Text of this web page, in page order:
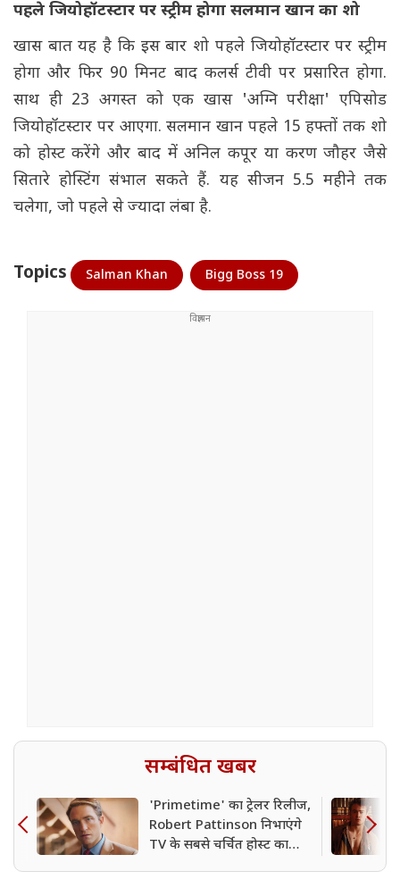
पहले जियोहॉटस्टार पर स्ट्रीम होगा सलमान खान का शो
खास बात यह है कि इस बार शो पहले जियोहॉटस्टार पर स्ट्रीम
होगा और फिर 90 मिनट बाद कलर्स टीवी पर प्रसारित होगा.
साथ ही 23 अगस्त को एक खास 'अग्नि परीक्षा' एपिसोड
जियोहॉटस्टार पर आएगा. सलमान खान पहले 15 हफ्तों तक शो
को होस्ट करेंगे और बाद में अनिल कपूर या करण जौहर जैसे
सितारे होस्टिंग संभाल सकते हैं. यह सीजन 5.5 महीने तक
चलेगा, जो पहले से ज्यादा लंबा है.
Topics Salman Khan Bigg Boss 19
सम्बंधित खबर
'Primetime' का ट्रेलर रिलीज,
Robert Pattinson निभाएंगे
TV के सबसे चर्चित होस्ट का